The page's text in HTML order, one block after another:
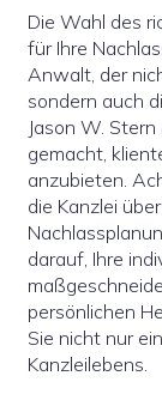
Die Wahl des
für Ihre
Anwalt, der
sondern auch
Jason W.
gemacht,
anzubieten.
die Kanzlei
darauf, Ihre
persönlichen
Sie nicht nur
Kanzleilebens.